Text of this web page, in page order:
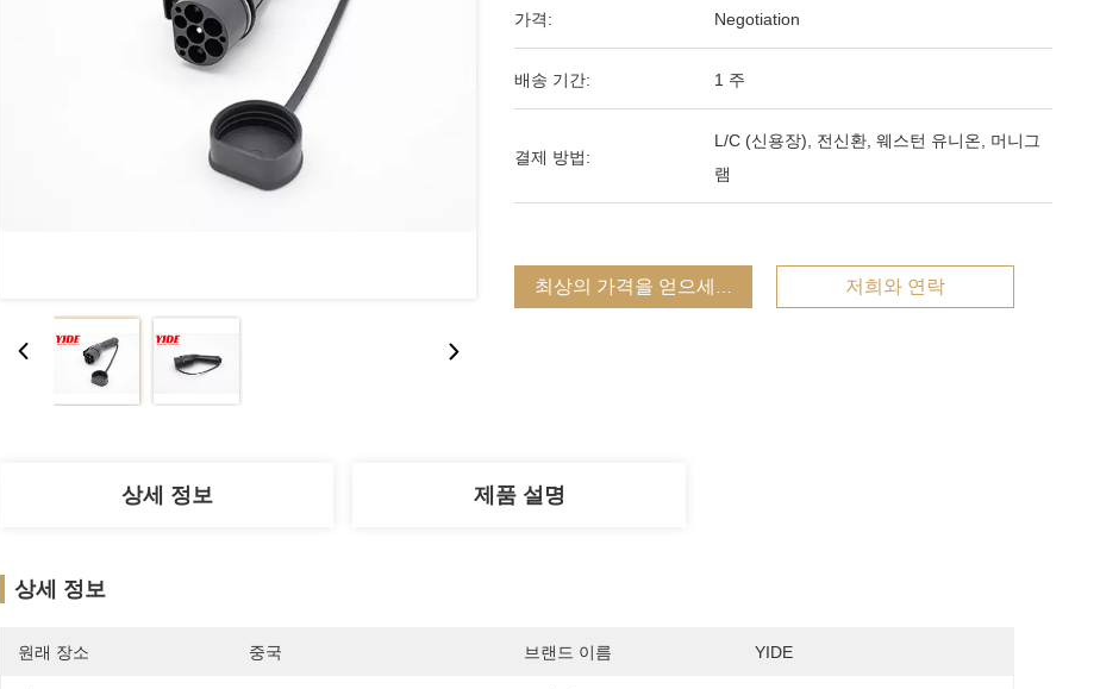
가격: Negotiation
배송 기간: 1 주
결제 방법:
L/C (신용장), 전신환, 웨스턴 유니온, 머니그
램
최상의 가격을 얻으세요 저희와 연락
상세 정보 제품 설명
상세 정보
원래 장소 중국 브랜드 이름 YIDE